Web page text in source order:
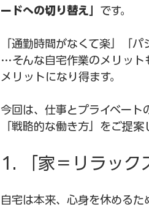
ードへの切り替え」 です。
「通勤時間がなくて楽」「パ
…そんな自宅作業のメリット
メリットになり得ます。
今回は、仕事とプライベート
「戦略的な働き方」をご提案
1. 「家＝リラック
自宅は本来、心身を休める